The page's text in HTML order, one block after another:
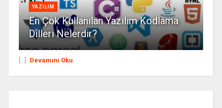
YAZILIM
En Çok Kullanılan Yazılım Kodlama
Dilleri Nelerdir?
[...] Devamını Oku